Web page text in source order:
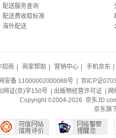
配送服务查询
配送费收取标准
海外配送
招商 | 商家帮助 | 营销中心 | 手机京东 |
安备 11000002000088号 | 京ICP证
网证(京)字150号 | 出版物经营许可证 |
Copyright ©2004-2026 京东
京东旗